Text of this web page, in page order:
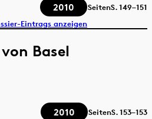
2010 SeitenS.149–151
Eintrags anzeigen
Basel
2010 SeitenS.153–153